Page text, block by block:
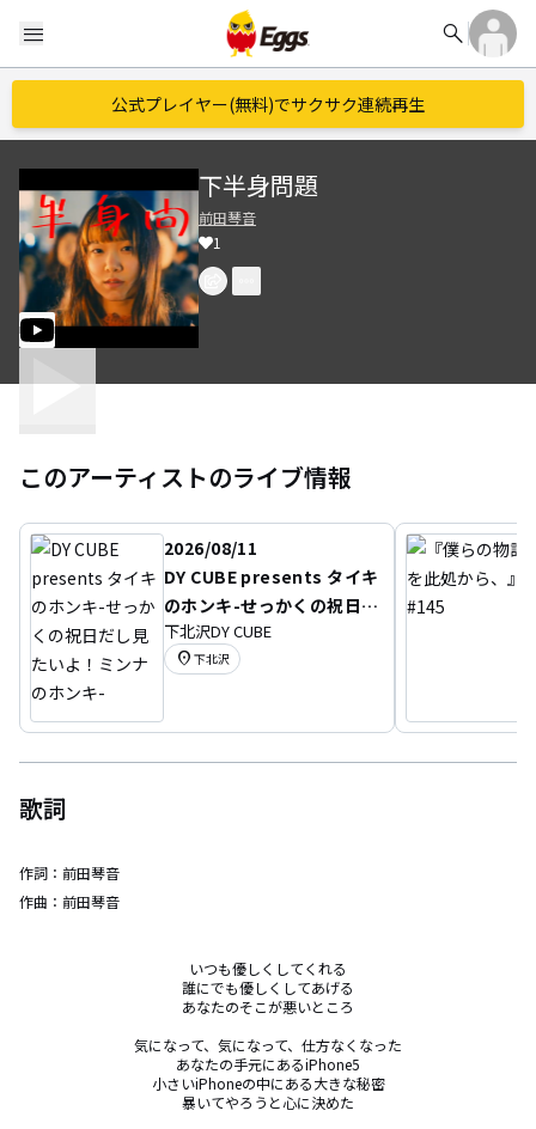
menu search
公式プレイヤー(無料)でサクサク連続再生
下半身問題
前田琴音
1
このアーティストのライブ情報
2026/08/11
DY CUBE presents タイキ
のホンキ-せっかくの祝日だ
し見たいよ！ミンナのホン
キ-
下北沢DY CUBE
location_on 下北沢
歌詞
作詞： 前田琴音
作曲： 前田琴音
いつも優しくしてくれる
誰にでも優しくしてあげる
あなたのそこが悪いところ
気になって、気になって、仕方なくなった
あなたの手元にあるiPhone5
小さいiPhoneの中にある大きな秘密
暴いてやろうと心に決めた